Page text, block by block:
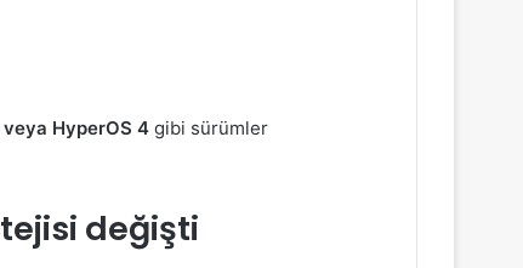
veya HyperOS 4 gibi sürümler
değişti